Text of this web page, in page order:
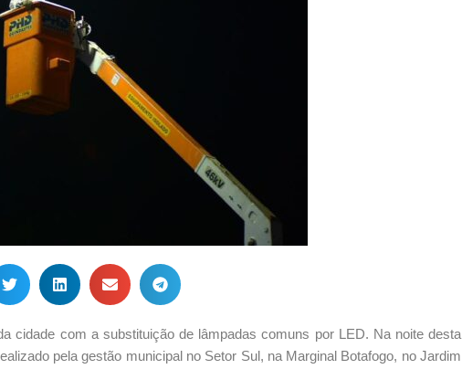
cidade com a substituição de lâmpadas comuns por LED. Na noite desta
pela gestão municipal no Setor Sul, na Marginal Botafogo, no Jardim